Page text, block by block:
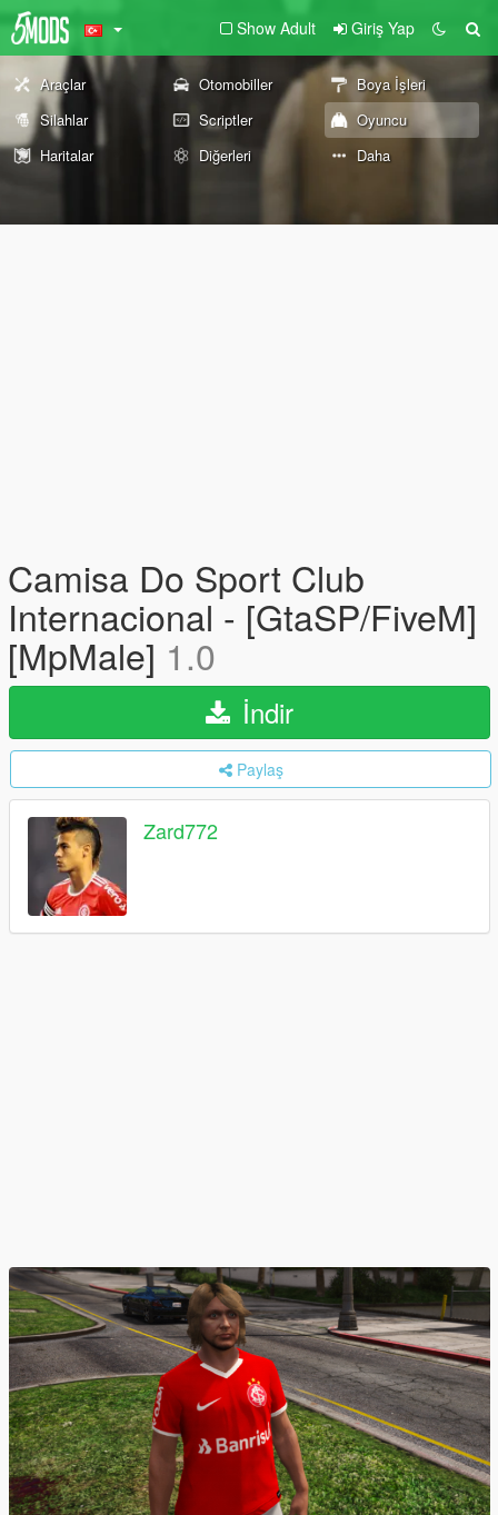
Show Adult Giriş Yap
Araçlar Otomobiller
Boya İşleri
Silahlar
Scriptler
Oyuncu
Haritalar
Diğerleri Daha
Camisa Do Sport Club
Internacional - [GtaSP/FiveM]
[MpMale] 1.0
İndir
Paylaş
Zard772